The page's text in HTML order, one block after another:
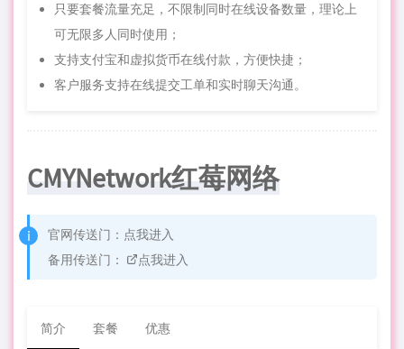
只要套餐流量充足，不限制同时在线设备数量，理论上
可无限多人同时使用；
支持支付宝和虚拟货币在线付款，方便快捷；
客户服务支持在线提交工单和实时聊天沟通。
CMYNetwork红莓网络
官网传送门： 点我进入
备用传送门：
点我进入
简介 套餐 优惠